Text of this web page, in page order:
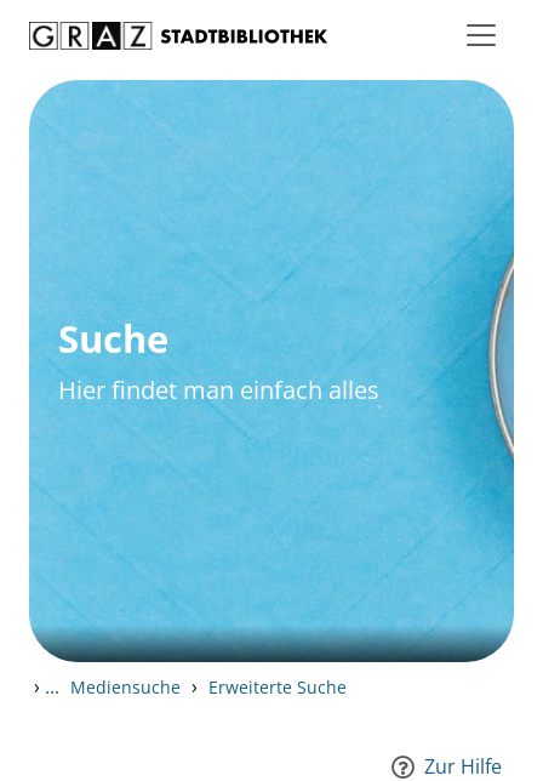
Suche
Hier findet man einfach alles
› ... Mediensuche › Erweiterte Suche
Zur Hilfe